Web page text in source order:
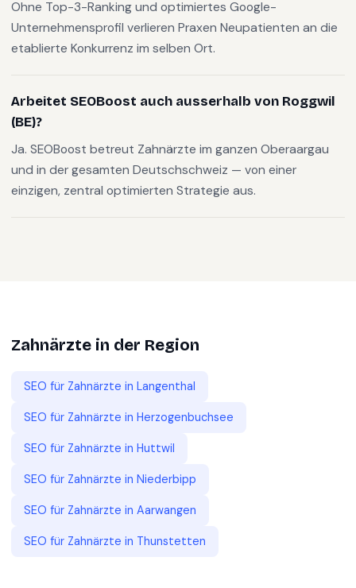
Ohne Top-3-Ranking und optimiertes Google-
Unternehmensprofil verlieren Praxen Neupatienten an die
etablierte Konkurrenz im selben Ort.
Arbeitet SEOBoost auch ausserhalb von Roggwil
(BE)?
Ja. SEOBoost betreut Zahnärzte im ganzen Oberaargau
und in der gesamten Deutschschweiz — von einer
einzigen, zentral optimierten Strategie aus.
Zahnärzte in der Region
SEO für Zahnärzte in Langenthal
SEO für Zahnärzte in Herzogenbuchsee
SEO für Zahnärzte in Huttwil
SEO für Zahnärzte in Niederbipp
SEO für Zahnärzte in Aarwangen
SEO für Zahnärzte in Thunstetten